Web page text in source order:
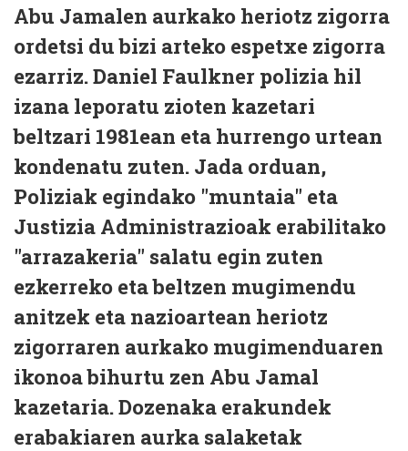
Abu Jamalen aurkako heriotz zigorra
ordetsi du bizi arteko espetxe zigorra
ezarriz. Daniel Faulkner polizia hil
izana leporatu zioten kazetari
beltzari 1981ean eta hurrengo urtean
kondenatu zuten. Jada orduan,
Poliziak egindako "muntaia" eta
Justizia Administrazioak erabilitako
"arrazakeria" salatu egin zuten
ezkerreko eta beltzen mugimendu
anitzek eta nazioartean heriotz
zigorraren aurkako mugimenduaren
ikonoa bihurtu zen Abu Jamal
kazetaria. Dozenaka erakundek
erabakiaren aurka salaketak